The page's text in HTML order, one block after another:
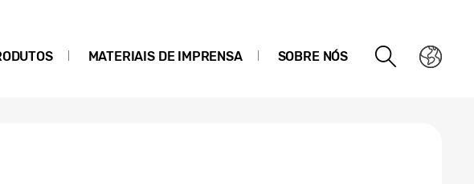
MATERIAIS DE IMPRENSA SOBRE NÓS